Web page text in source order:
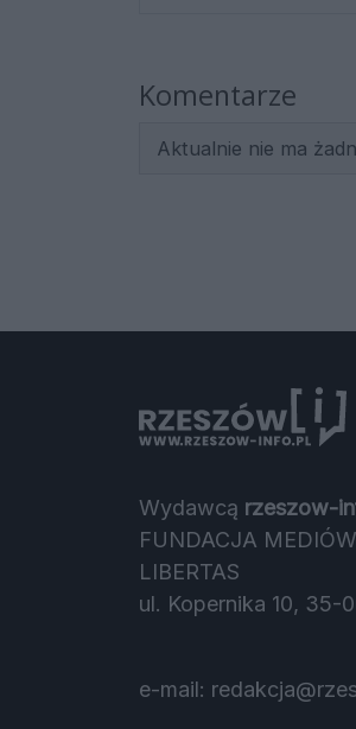
Komentarze
Aktualnie nie ma
Wydawcą rzeszow-
FUNDACJA
LIBERTAS
ul. Kopernika 10, 35-
e-mail: